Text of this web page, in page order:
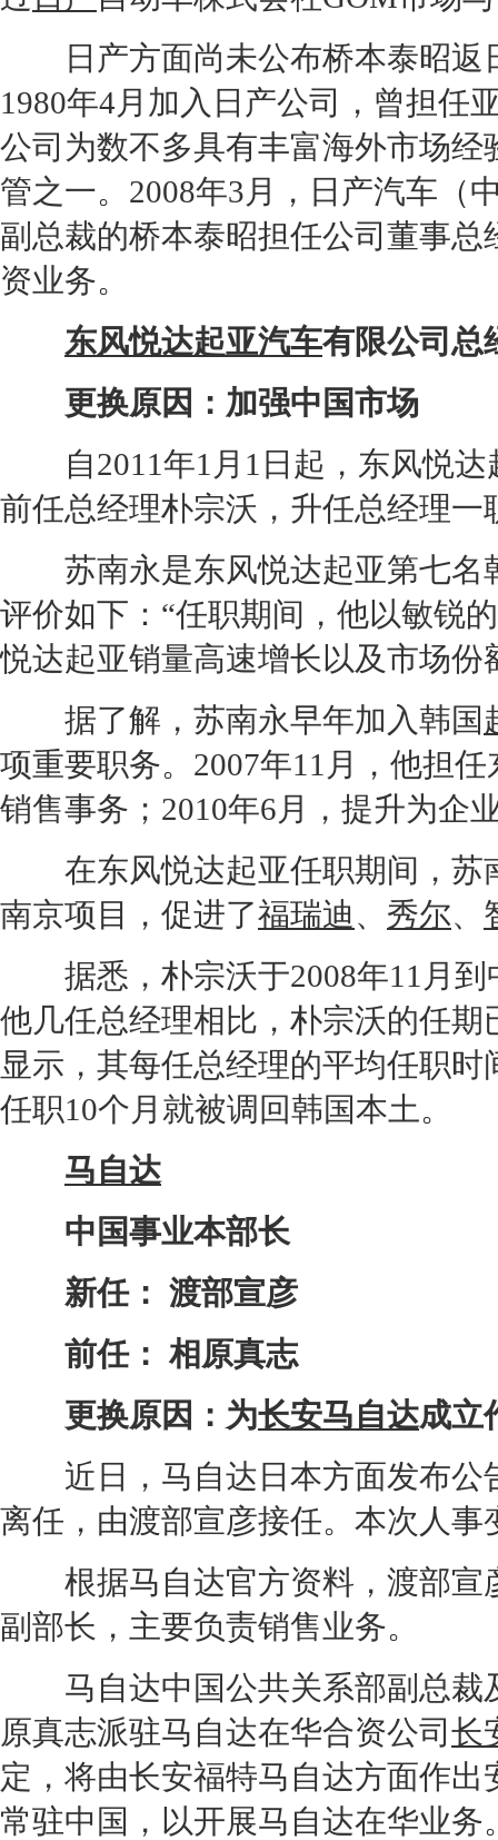
日产方面尚未公布桥本泰昭
1980年4月加入 日产公司，曾担任
公司为数不多具有丰富海外市场
管之一。2008年3月， 日产汽车 （
副 总裁的桥本泰昭担任公司董事总
资业务。
东风悦达起亚汽车有限公司总
更换原因：加强中国市场
自2011年1月1日起， 东风悦达
前任总经理朴宗沃，升任总经理一
苏南永是东风悦达起亚第七名
评价如下：“任职期间，他以敏锐
悦达起亚销量高速增长以及市场份
据了解，苏南永早年加入韩国
项重要职务。2007年11月，他担任
销售事务；2010年6月，提升为企
在东风悦达起亚任职期间，苏
南京项目，促进了福瑞迪 、 秀尔、
据悉，朴宗沃于2008年11月到
他几任总经理相比，朴宗沃的任期
显示，其每任总经理的平均任职
任职10个月就被调回韩国本土。
马自达
中国事业本部长
新任： 渡部宣彦
前任： 相原真志
更换原因：为长安马自达成立
近日， 马自达 日本方面发布公
离任，由渡部宣彦接任。本次人事
根据马自达官方资料，渡部宣
副部长，主要负责销售业务。
马自达中国公共关系部副 总裁
原真志派驻马自达在华合资公司 长
定，将由长安福特马自达方面作出
常驻中国，以开展马自达在华业务